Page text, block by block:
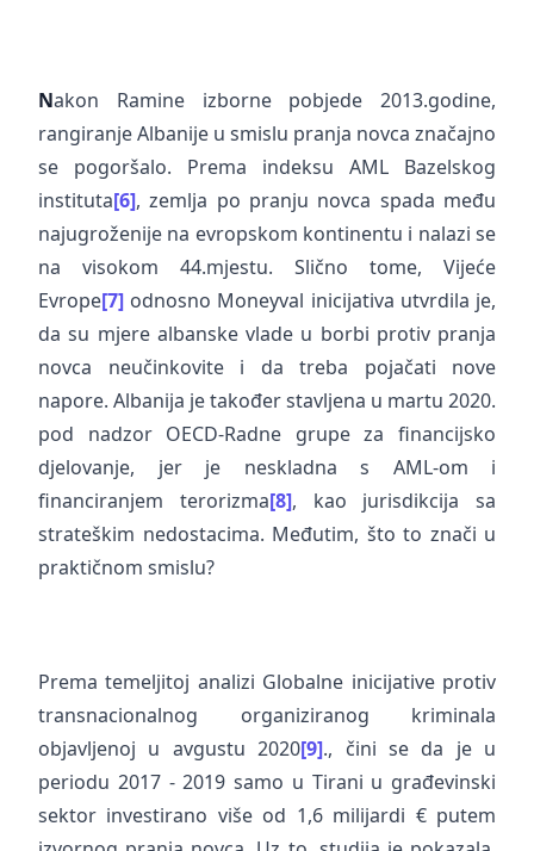
Nakon Ramine izborne pobjede 2013.godine,
rangiranje Albanije u smislu pranja novca značajno
se pogoršalo. Prema indeksu AML Bazelskog
instituta[6], zemlja po pranju novca spada među
najugroženije na evropskom kontinentu i nalazi se
na visokom 44.mjestu. Slično tome, Vijeće
Evrope[7] odnosno Moneyval inicijativa utvrdila je,
da su mjere albanske vlade u borbi protiv pranja
novca neučinkovite i da treba pojačati nove
napore. Albanija je također stavljena u martu 2020.
pod nadzor OECD-Radne grupe za financijsko
djelovanje, jer je neskladna s AML-om i
financiranjem terorizma[8], kao jurisdikcija sa
strateškim nedostacima. Međutim, što to znači u
praktičnom smislu?
Prema temeljitoj analizi Globalne inicijative protiv
transnacionalnog organiziranog kriminala
objavljenoj u avgustu 2020[9]., čini se da je u
periodu 2017 - 2019 samo u Tirani u građevinski
sektor investirano više od 1,6 milijardi € putem